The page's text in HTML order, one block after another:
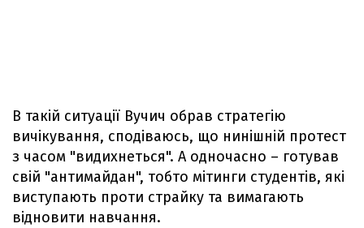
В такій ситуації Вучич обрав стратегію
вичікування, сподіваюсь, що нинішній протест
з часом "видихнеться". А одночасно – готував
свій "антимайдан", тобто мітинги студентів, які
виступають проти страйку та вимагають
відновити навчання.